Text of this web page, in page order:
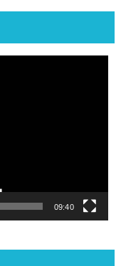
09:40